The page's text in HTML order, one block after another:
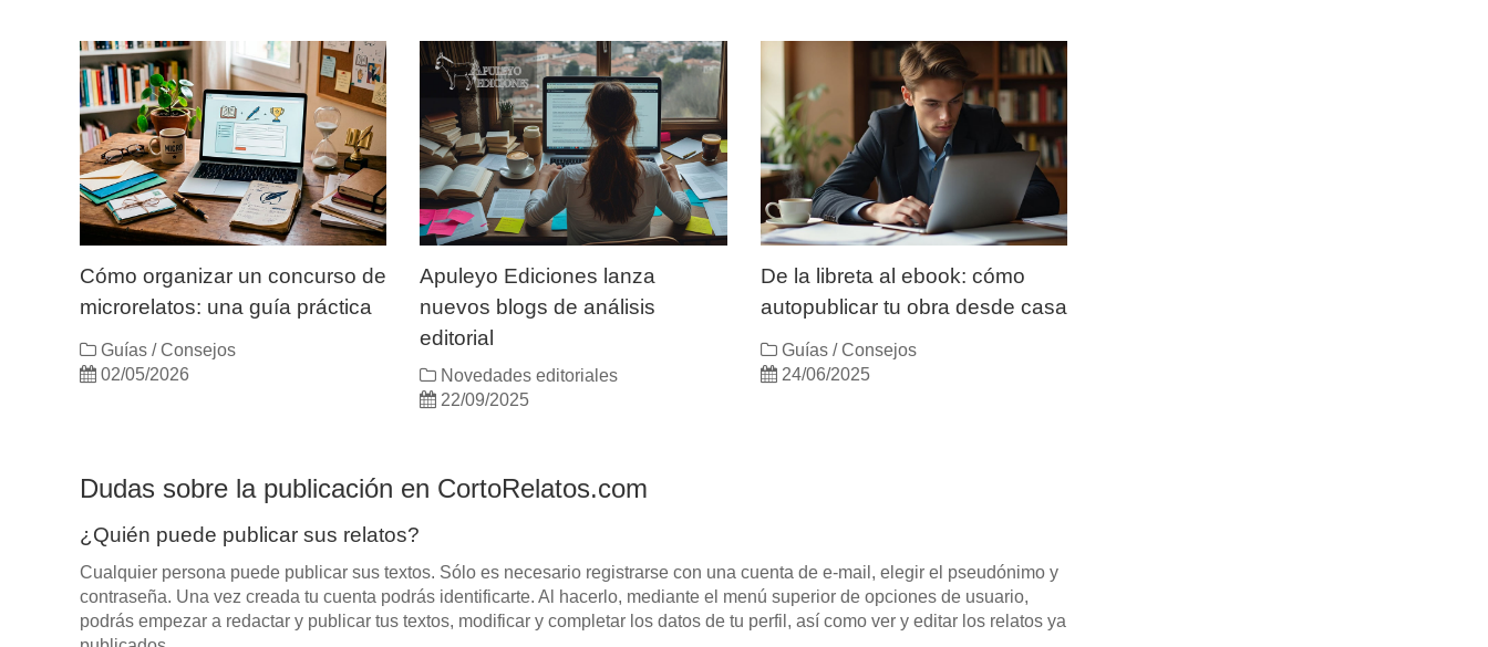
Cómo organizar un concurso de
microrelatos: una guía práctica
Guías / Consejos
02/05/2026
Apuleyo Ediciones lanza
nuevos blogs de análisis
editorial
Novedades editoriales
22/09/2025
De la libreta al ebook: cómo
autopublicar tu obra desde casa
Guías / Consejos
24/06/2025
Dudas sobre la publicación en CortoRelatos.com
¿Quién puede publicar sus relatos?
Cualquier persona puede publicar sus textos. Sólo es necesario registrarse con una cuenta de e-mail, elegir el pseudónimo y
contraseña. Una vez creada tu cuenta podrás identificarte. Al hacerlo, mediante el menú superior de opciones de usuario,
podrás empezar a redactar y publicar tus textos, modificar y completar los datos de tu perfil, así como ver y editar los relatos ya